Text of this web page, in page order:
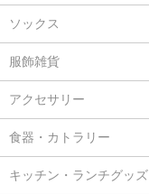
ソックス
服飾雑貨
アクセサリー
食器・カトラリー
キッチン・ランチグッズ